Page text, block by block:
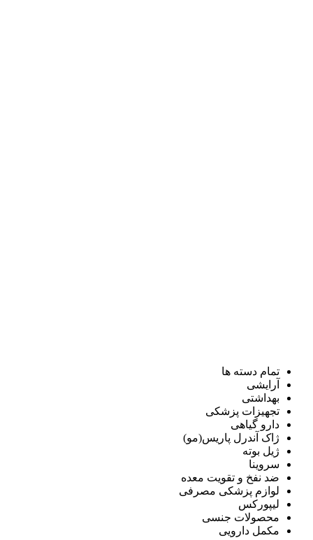
تمام دسته ها
آرایشی
بهداشتی
تجهیزات پزشکی
دارو گیاهی
ژاک آندرل پاریس(مو)
ژیل بوته
سروینا
ضد نفخ و تقویت معده
لوازم پزشکی مصرفی
لیپورکس
محصولات جنسی
مکمل دارویی